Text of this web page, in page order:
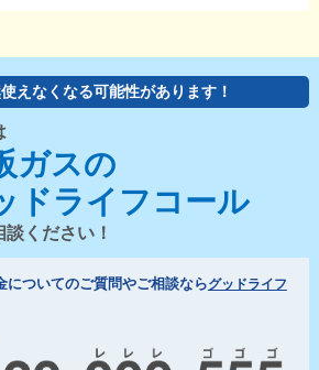
えなくなる可能性があります！
ガスの
ドライフコール
談ください！
についてのご質問やご相談ならグッドライフ